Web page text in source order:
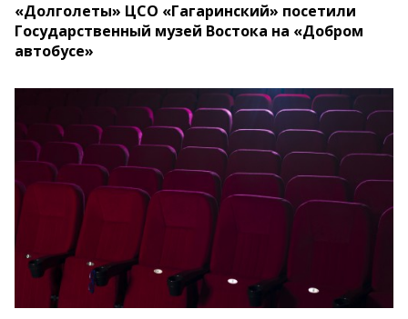
«Долголеты» ЦСО «Гагаринский» посетили
Государственный музей Востока на «Добром
автобусе»